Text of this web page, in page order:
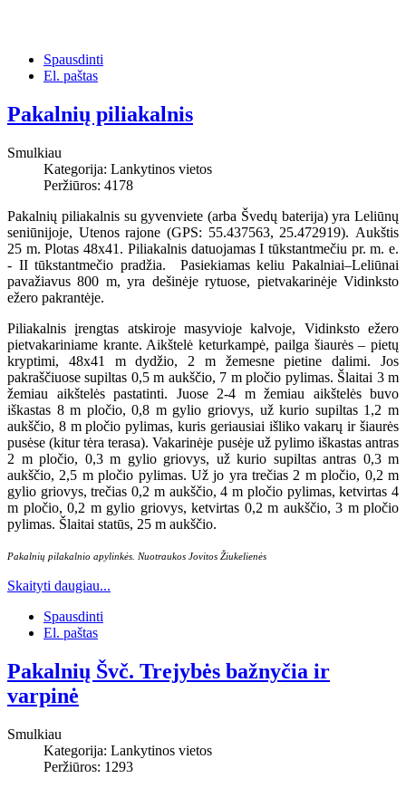
Spausdinti
El. paštas
Pakalnių piliakalnis
Smulkiau
Kategorija: Lankytinos vietos
Peržiūros: 4178
Pakalnių piliakalnis su gyvenviete (arba Švedų baterija) yra Leliūnų
seniūnijoje, Utenos rajone (GPS: 55.437563, 25.472919). Aukštis
25 m. Plotas 48x41. Piliakalnis datuojamas I tūkstantmečiu pr. m. e.
- II tūkstantmečio pradžia.
Pasiekiamas keliu Pakalniai–Leliūnai
pavažiavus 800 m, yra dešinėje rytuose, pietvakarinėje Vidinksto
ežero pakrantėje.
Piliakalnis įrengtas atskiroje masyvioje kalvoje, Vidinksto ežero
pietvakariniame krante. Aikštelė keturkampė, pailga šiaurės – pietų
kryptimi, 48x41 m dydžio, 2 m žemesne pietine dalimi. Jos
pakraščiuose supiltas 0,5 m aukščio, 7 m pločio pylimas. Šlaitai 3 m
žemiau aikštelės pastatinti. Juose 2-4 m žemiau aikštelės buvo
iškastas 8 m pločio, 0,8 m gylio griovys, už kurio supiltas 1,2 m
aukščio, 8 m pločio pylimas, kuris geriausiai išliko vakarų ir šiaurės
pusėse (kitur tėra terasa). Vakarinėje pusėje už pylimo iškastas antras
2 m pločio, 0,3 m gylio griovys, už kurio supiltas antras 0,3 m
aukščio, 2,5 m pločio pylimas. Už jo yra trečias 2 m pločio, 0,2 m
gylio griovys, trečias 0,2 m aukščio, 4 m pločio pylimas, ketvirtas 4
m pločio, 0,2 m gylio griovys, ketvirtas 0,2 m aukščio, 3 m pločio
pylimas. Šlaitai statūs, 25 m aukščio.
Pakalnių pilakalnio apylinkės. Nuotraukos Jovitos Žiukelienės
Skaityti daugiau...
Spausdinti
El. paštas
Pakalnių Švč. Trejybės bažnyčia ir
varpinė
Smulkiau
Kategorija: Lankytinos vietos
Peržiūros: 1293